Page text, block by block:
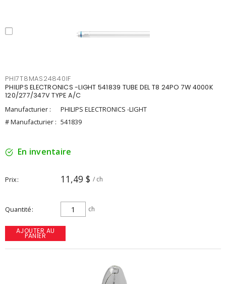
PHI7T8MAS24840IF
PHILIPS ELECTRONICS -LIGHT 541839 TUBE DEL T8 24PO 7W 4000K
120/277/347V TYPE A/C
Manufacturier :
PHILIPS ELECTRONICS -LIGHT
# Manufacturier : 541839
En inventaire
Prix 11,49 $ / ch
Quantité ch
AJOUTER AU
PANIER